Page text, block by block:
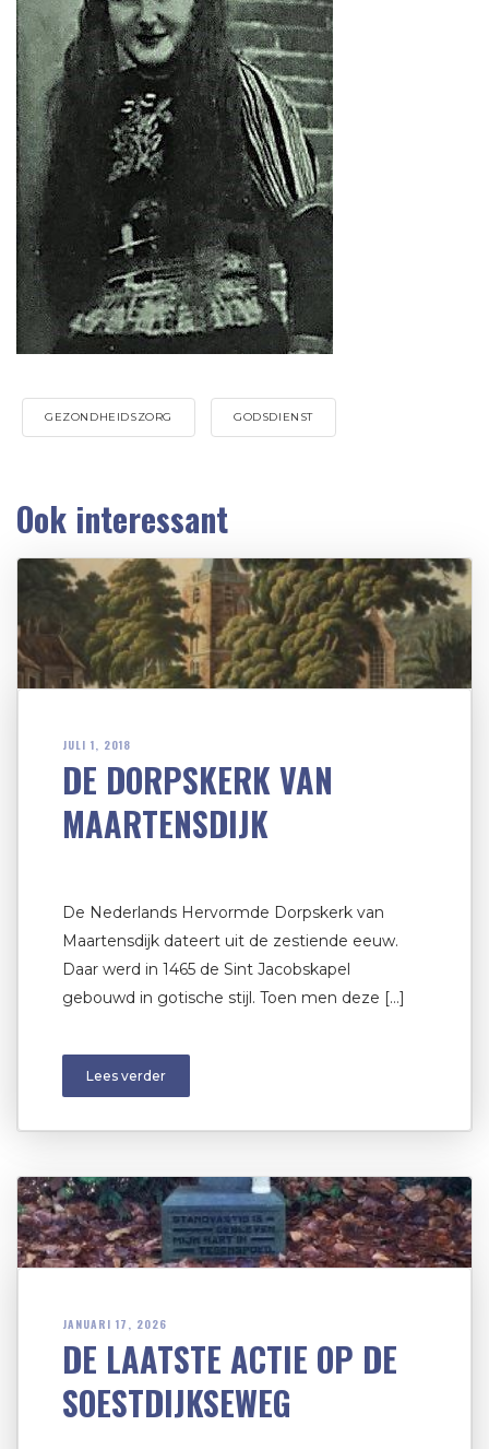
GEZONDHEIDSZORG GODSDIENST
Ook interessant
JULI 1, 2018
DE DORPSKERK VAN
MAARTENSDIJK
De Nederlands Hervormde Dorpskerk van
Maartensdijk dateert uit de zestiende eeuw.
Daar werd in 1465 de Sint Jacobskapel
gebouwd in gotische stijl. Toen men deze […]
Lees verder
JANUARI 17, 2026
DE LAATSTE ACTIE OP DE
SOESTDIJKSEWEG